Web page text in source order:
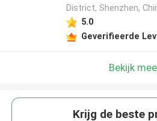
District, Shenzhen,
5.0
Geverifieerde
Bekijk
Krijg de beste